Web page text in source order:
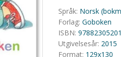
Språk: Norsk
Forlag: Goboken
ISBN:
Utgivelsesår: 2015
Format: 129x130